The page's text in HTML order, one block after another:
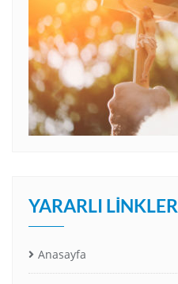
YARARLI LINKLER
Anasayfa